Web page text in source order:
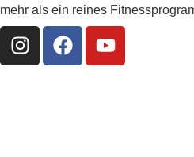
mehr als ein reines